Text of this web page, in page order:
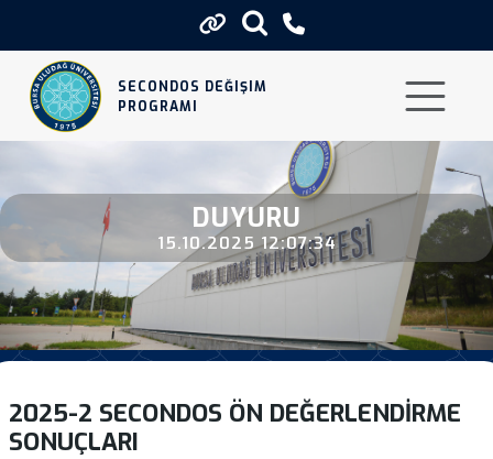
SECONDOS DEĞIŞIM
PROGRAMI
2025 2 Secondos On
DUYURU
15.10.2025 12:07:34
2025-2 SECONDOS ÖN DEĞERLENDIRME
SONUÇLARI